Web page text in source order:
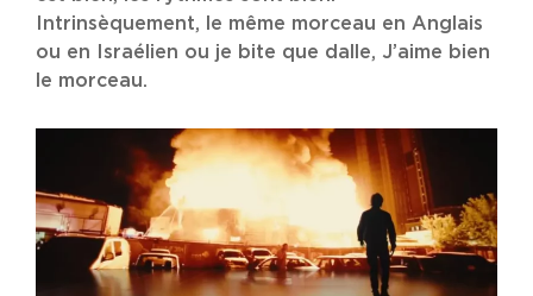
Intrinsèquement, le même morceau en Anglais
ou en Israélien ou je bite que dalle, J’aime bien
le morceau.